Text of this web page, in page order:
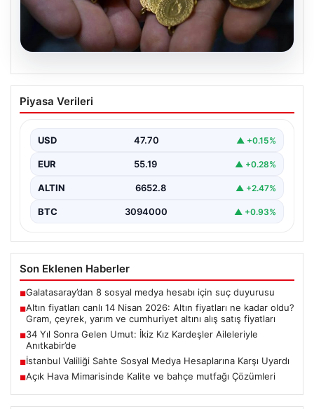
06.08.2026
Altın fiyatları canlı 14 Nisan 2026: Altın
fiyatları ne kadar oldu? Gram, çeyrek,
fiyatları
Piyasa Verileri
USD 47.70 ▲ +0.15%
EUR 55.19 ▲ +0.28%
ALTIN 6652.8 ▲ +2.47%
BTC 3094000 ▲ +0.93%
Son Eklenen Haberler
■Galatasaray’dan 8 sosyal medya hesabı için suç duyurusu
■Altın fiyatları canlı 14 Nisan 2026: Altın fiyatları ne kadar oldu?
Gram, çeyrek, yarım ve cumhuriyet altını alış satış fiyatları
■34 Yıl Sonra Gelen Umut: İkiz Kız Kardeşler Aileleriyle
Anıtkabir’de
■İstanbul Valiliği Sahte Sosyal Medya Hesaplarına Karşı Uyardı
■Açık Hava Mimarisinde Kalite ve bahçe mutfağı Çözümleri